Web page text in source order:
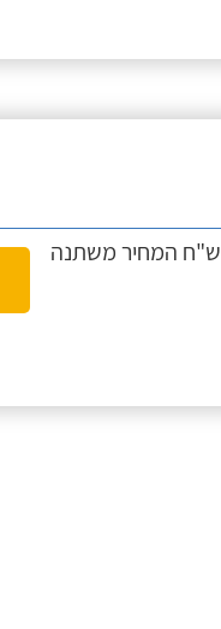
המחיר לברז אמבטיה, ברז מטבח בתוספת של 100 ש"ח המחיר משתנה